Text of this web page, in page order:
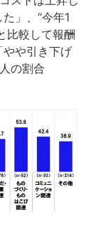
」、“今年1
比較して報酬
やや引き下げ
の割合